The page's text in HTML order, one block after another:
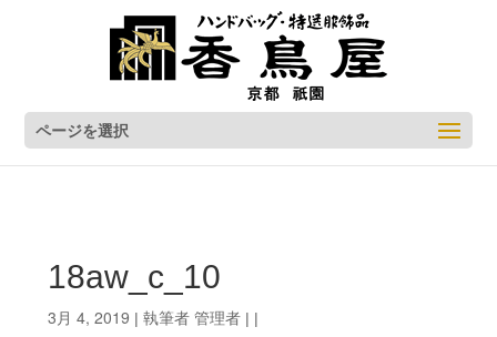
ページを選択
18aw_c_10
3月 4, 2019 | 執筆者 管理者| |